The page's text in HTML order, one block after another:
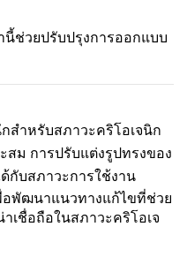
นี้ช่วยปรับปรุงการออกแบบ
สำหรับสภาวะคริโอเจนิก
สม การปรับแต่งรูปทรงของ
กับสภาวะการใช้งาน
อพัฒนาแนวทางแก้ไขที่ช่วย
เชื่อถือในสภาวะคริโอเจ